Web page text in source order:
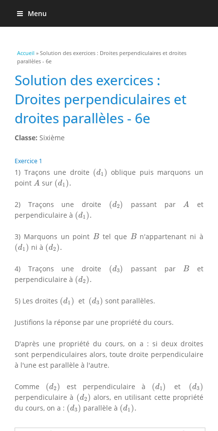
Menu
Vous êtes ici
Accueil » Solution des exercices : Droites perpendiculaires et droites
parallèles - 6e
Solution des exercices :
Droites perpendiculaires et
droites parallèles - 6e
Classe: Sixième
Exercice 1
1) Traçons une droite (d1 )
(d1) oblique puis marquons un
point A
A sur (d1 ).
(d1) .
2) Traçons une droite (d2)
(d2) passant par A
A
et
perpendiculaire à (d1 ).
(d1).
3) Marquons un point B
B tel que B
Bn'appartenant ni à
(d1 )
(d1) ni à (d2).
(d2)
4) Traçons une droite (d3)
(d3) passant par B
B
et
perpendiculaire à (d2).
(d2)
5) Les droites (d1 )
(d1) et (d3)
(d3) sont parallèles.
Justifions la réponse par une propriété du cours.
D'après une propriété du cours, on a : si deux droites
sont perpendiculaires alors, toute droite perpendiculaire
à l'une est parallèle à l'autre.
Comme (d2)
(d2) est perpendiculaire à (d1)
(d1) et (d3)
(d3)
perpendiculaire à (d2)
(d2) alors, en utilisant cette propriété
du cours, on a : (d3)
(d3) parallèle à (d1 ).
(d1)